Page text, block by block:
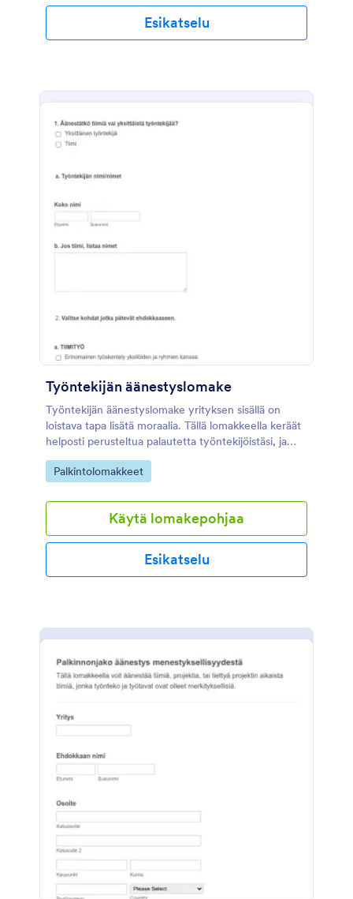
Esikatselu
Työntekijän äänestyslomake
Työntekijän äänestyslomake yrityksen sisällä on
loistava tapa lisätä moraalia. Tällä lomakkeella keräät
helposti perusteltua palautetta työntekijöistäsi, ja
näin voit palkita kuukauden työntekijät heidän
oikeiden saavutustensa perusteella. Lomakkeen tulisi
ehdokkaiden saavutuksia ja heidän vahvuuksiaan
työskennellessään tiimin kanssa. Muokkaa lomaketta
juuri tarpeisiisi sopivaksi.
Go to Category:
Palkintolomakkeet
Käytä lomakepohjaa
Esikatselu